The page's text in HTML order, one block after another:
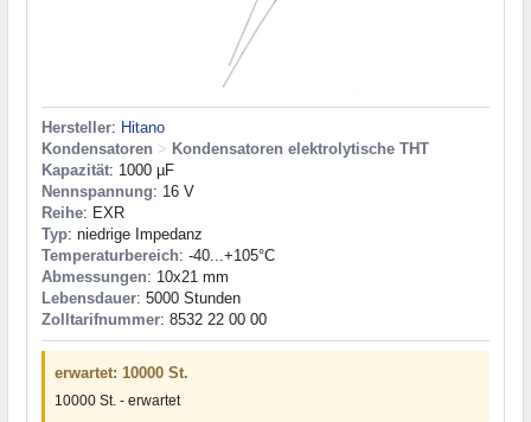
Hersteller: Hitano
Kondensatoren > Kondensatoren elektrolytische THT
Kapazität: 1000 µF
Nennspannung: 16 V
Reihe: EXR
Typ: niedrige Impedanz
Temperaturbereich: -40...+105°C
Abmessungen: 10x21 mm
Lebensdauer: 5000 Stunden
Zolltarifnummer: 8532 22 00 00
erwartet: 10000 St.
10000 St. - erwartet